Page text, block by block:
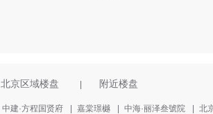
北京区域楼盘 附近楼盘
中建·方程国贤府 嘉棠璟樾 中海·丽泽叁號院 北